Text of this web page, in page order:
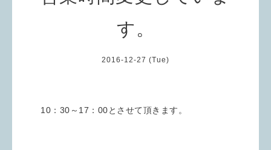
す。
2016-12-27 (Tue)
10：30～17：00とさせて頂きます。